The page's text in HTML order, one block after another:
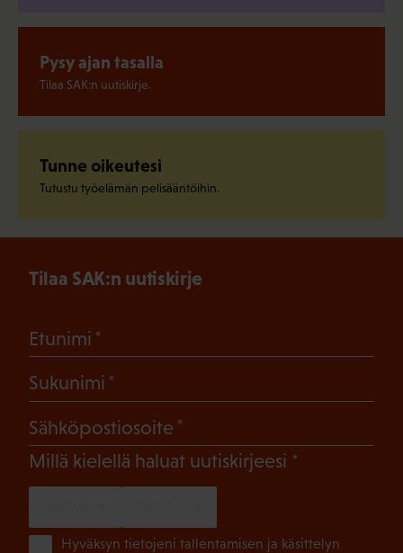
Pysy ajan tasalla
Tilaa SAK:n uutiskirje.
Tunne oikeutesi
Tutustu työelämän pelisääntöihin.
Tilaa SAK:n uutiskirje
Etunimi
Sukunimi
Sähköpostiosoite
Millä kielellä haluat uutiskirjeesi (Pakollinen)
Hyväksyn tietojeni tallentamisen ja käsittelyn